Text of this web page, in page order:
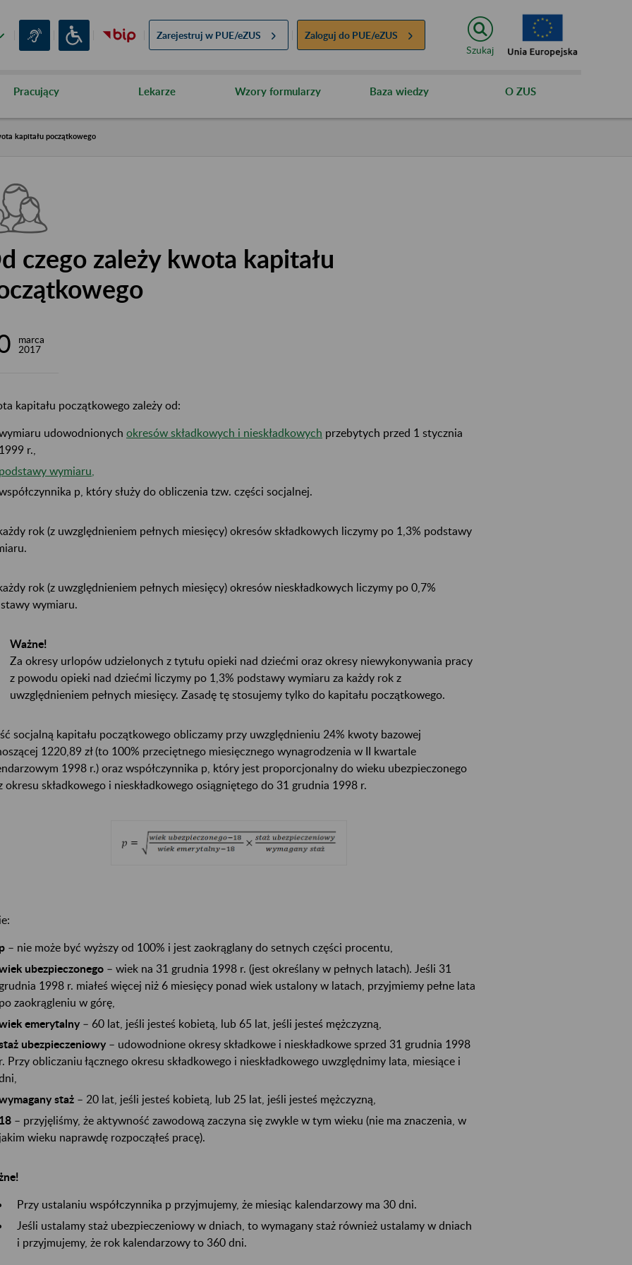
Zarejestruj w PUE/eZUS Zaloguj do PUE/eZUS
Szukaj
Pracujący Lekarze Wzory formularzy Baza wiedzy O ZUS
kapitału początkowego
czego zależy kwota kapitału
marca
2017
kapitału początkowego zależy od:
udowodnionych okresów składkowych i nieskładkowych przebytych przed 1 stycznia
r.,
wymiaru
p, który służy do obliczenia tzw. części socjalnej.
rok (z uwzględnieniem pełnych miesięcy) okresów składkowych liczymy po 1,3% podstawy
rok (z uwzględnieniem pełnych miesięcy) okresów nieskładkowych liczymy po 0,7%
wymiaru.
Ważne!
Za okresy urlopów udzielonych z tytułu opieki nad dziećmi oraz okresy niewykonywania pracy
z powodu opieki nad dziećmi liczymy po 1,3% podstawy wymiaru za każdy rok z
uwzględnieniem pełnych miesięcy. Zasadę tę stosujemy tylko do kapitału początkowego.
socjalną kapitału początkowego obliczamy przy uwzględnieniu 24% kwoty bazowej
1220,89 zł (to 100% przeciętnego miesięcznego wynagrodzenia w II kwartale
1998 r.) oraz współczynnika p, który jest proporcjonalny do wieku ubezpieczonego
okresu składkowego i nieskładkowego osiągniętego do 31 grudnia 1998 r.
– nie może być wyższy od 100% i jest zaokrąglany do setnych części procentu,
ubezpieczonego – wiek na 31 grudnia 1998 r. (jest określany w pełnych latach). Jeśli 31
1998 r. miałeś więcej niż 6 miesięcy ponad wiek ustalony w latach, przyjmiemy pełne lata
zaokrągleniu w górę,
emerytalny – 60 lat, jeśli jesteś kobietą, lub 65 lat, jeśli jesteś mężczyzną,
ubezpieczeniowy – udowodnione okresy składkowe i nieskładkowe sprzed 31 grudnia 1998
Przy obliczaniu łącznego okresu składkowego i nieskładkowego uwzględnimy lata, miesiące i
staż – 20 lat, jeśli jesteś kobietą, lub 25 lat, jeśli jesteś mężczyzną,
– przyjęliśmy, że aktywność zawodową zaczyna się zwykle w tym wieku (nie ma znaczenia, w
wieku naprawdę rozpocząłeś pracę).
Przy ustalaniu współczynnika p przyjmujemy, że miesiąc kalendarzowy ma 30 dni.
Jeśli ustalamy staż ubezpieczeniowy w dniach, to wymagany staż również ustalamy w dniach
i przyjmujemy, że rok kalendarzowy to 360 dni.